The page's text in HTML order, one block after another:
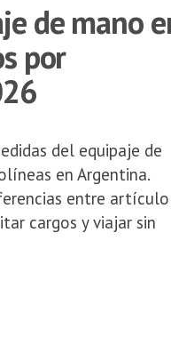
de mano
por
del equipaje de
en Argentina.
entre artículo
cargos y viajar sin